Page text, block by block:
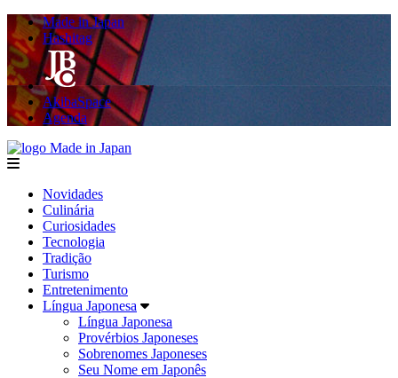
Made in Japan
Hashitag
AkibaSpace
Agenda
menu
Novidades
Culinária
Curiosidades
Tecnologia
Tradição
Turismo
Entretenimento
Língua Japonesa
Língua Japonesa
Provérbios Japoneses
Sobrenomes Japoneses
Seu Nome em Japonês